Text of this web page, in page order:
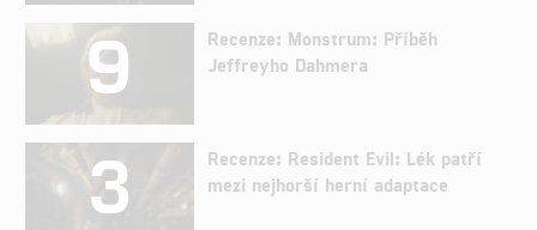
9
Recenze: Monstrum: Příběh
Jeffreyho Dahmera
3
Recenze: Resident Evil: Lék patří
mezi nejhorší herní adaptace